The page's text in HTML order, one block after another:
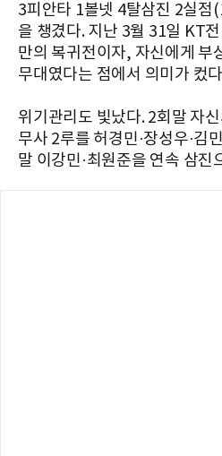
3피안타 1볼넷 4탈삼진 2실점
을 챙겼다. 지난 3월 31일 KT
만의 복귀전이자, 자신에게 부
무대였다는 점에서 의미가 컸
위기관리도 빛났다. 2회말 자
무사 2루를 허경민·장성우·김
말 이강민·최원준을 연속 삼진